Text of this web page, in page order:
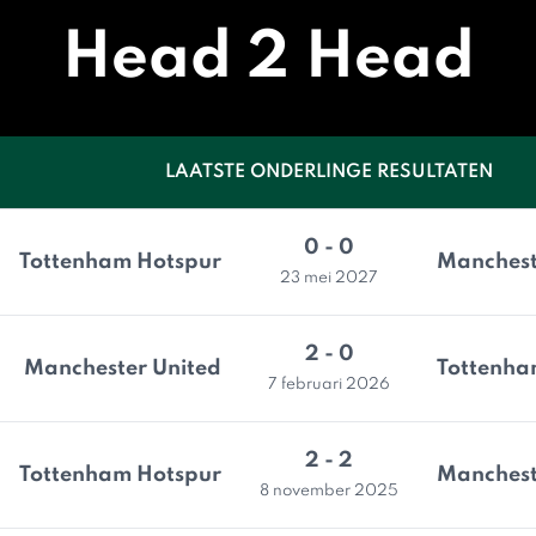
Head 2 Head
LAATSTE ONDERLINGE RESULTATEN
Tottenham Hotspur
0 - 0
23 mei 2027
Manchester United
2 - 0
7 februari 2026
Tottenham Hotspur
2 - 2
8 november 2025